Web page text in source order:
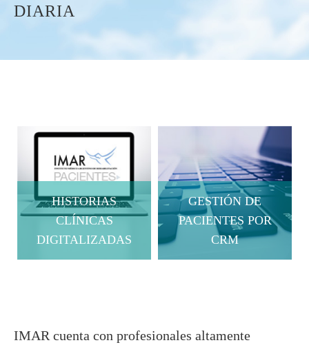
DIARIA
HISTORIAS
CLÍNICAS
DIGITALIZADAS
GESTIÓN DE
PACIENTES POR
CRM
IMAR cuenta con profesionales altamente